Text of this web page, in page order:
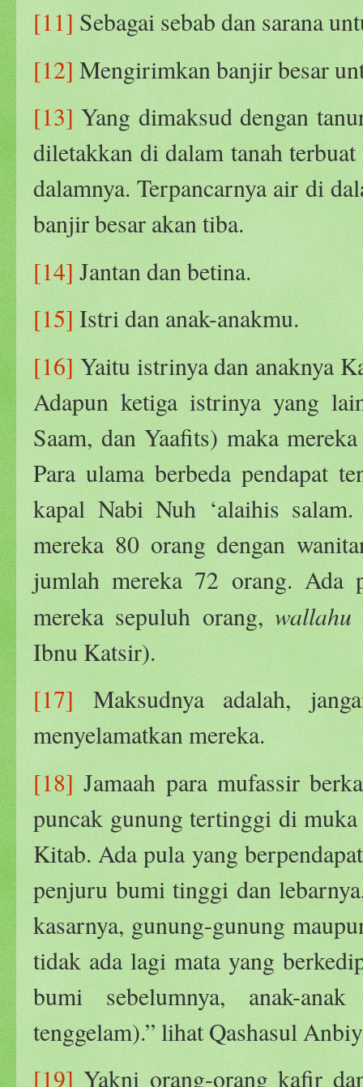
[11] Sebagai sebab dan sarana
[12] Mengirimkan banjir besar
[13] Yang dimaksud dengan
diletakkan di dalam tanah
dalamnya. Terpancarnya air di
banjir besar akan tiba.
[14] Jantan dan betina.
[15] Istri dan anak-anakmu.
[16] Yaitu istrinya dan anaknya
Adapun ketiga istrinya yang
Saam, dan Yaafits) maka
Para ulama berbeda pendapat
kapal Nabi Nuh ‘alaihis
mereka 80 orang dengan
jumlah mereka 72 orang. Ada
mereka sepuluh orang,wallahu
Ibnu Katsir).
[17] Maksudnya adalah,
menyelamatkan mereka.
[18] Jamaah para mufassir
puncak gunung tertinggi di
Kitab. Ada pula yang
penjuru bumi tinggi dan
kasarnya, gunung-gunung
tidak ada lagi mata yang
bumi sebelumnya, anak-
tenggelam).” lihat Qashasul
[19] Yakni orang-orang kafir